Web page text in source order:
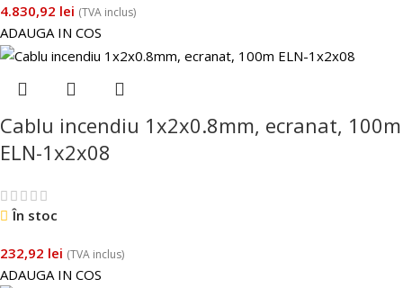
4.830,92 lei (TVA inclus)
ADAUGA IN COS
Cablu incendiu 1x2x0.8mm, ecranat, 100m
ELN-1x2x08
În stoc
232,92 lei (TVA inclus)
ADAUGA IN COS